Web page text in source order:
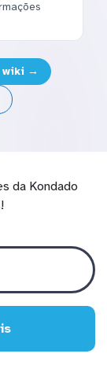
wiki →
da Kondado